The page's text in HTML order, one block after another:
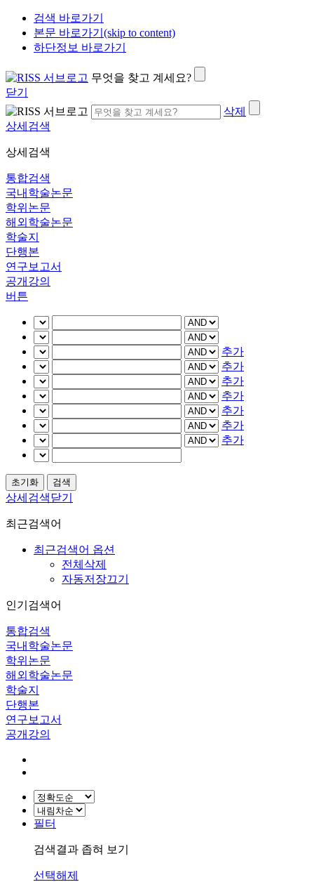
검색 바로가기
본문 바로가기(skip to content)
하단정보 바로가기
무엇을 찾고 계세요?
닫기
삭제
상세검색
상세검색
통합검색
국내학술논문
학위논문
해외학술논문
학술지
단행본
연구보고서
공개강의
버튼
추가
추가
추가
추가
추가
추가
추가
상세검색닫기
최근검색어
최근검색어 옵션
전체삭제
자동저장끄기
인기검색어
통합검색
국내학술논문
학위논문
해외학술논문
학술지
단행본
연구보고서
공개강의
필터
검색결과 좁혀 보기
선택해제